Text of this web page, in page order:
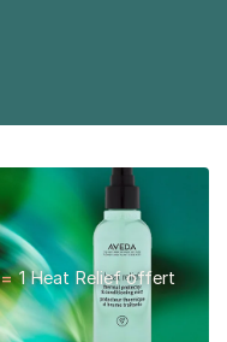
=1 Heat Relief offert